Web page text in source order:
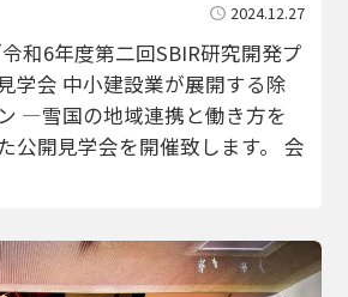
2024.12.27
和6年度第二回SBIR研究開発プ
学会 中小建設業が展開する除
―雪国の地域連携と働き方を
公開見学会を開催致します。 会